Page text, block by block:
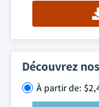
Découvrez
À partir de: